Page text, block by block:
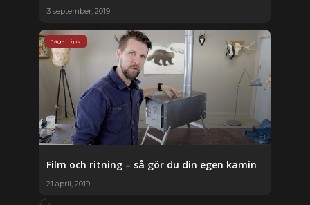
3 september, 2019
Jägartips
Film och ritning – så gör du din egen kamin
21 april, 2019